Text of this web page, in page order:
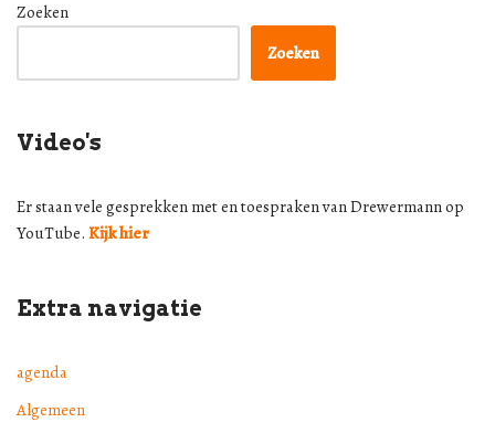
Zoeken
Zoeken
Video's
Er staan vele gesprekken met en toespraken van Drewermann op
YouTube. Kijk hier
Extra navigatie
agenda
Algemeen